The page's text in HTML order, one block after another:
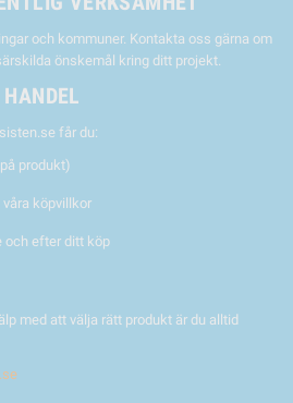
och kommuner. Kontakta oss gärna om
önskemål kring ditt projekt.
får du:
produkt)
köpvillkor
och efter ditt köp
med att välja rätt produkt är du alltid